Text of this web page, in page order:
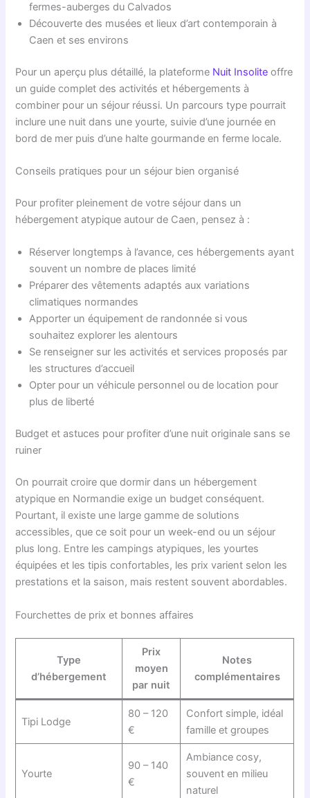
fermes-auberges du Calvados
Découverte des musées et lieux d’art contemporain à
Caen et ses environs
Pour un aperçu plus détaillé, la plateforme Nuit Insolite offre
un guide complet des activités et hébergements à
combiner pour un séjour réussi. Un parcours type pourrait
inclure une nuit dans une yourte, suivie d’une journée en
bord de mer puis d’une halte gourmande en ferme locale.
Conseils pratiques pour un séjour bien organisé
Pour profiter pleinement de votre séjour dans un
hébergement atypique autour de Caen, pensez à :
Réserver longtemps à l’avance, ces hébergements ayant
souvent un nombre de places limité
Préparer des vêtements adaptés aux variations
climatiques normandes
Apporter un équipement de randonnée si vous
souhaitez explorer les alentours
Se renseigner sur les activités et services proposés par
les structures d’accueil
Opter pour un véhicule personnel ou de location pour
plus de liberté
Budget et astuces pour profiter d’une nuit originale sans se
ruiner
On pourrait croire que dormir dans un hébergement
atypique en Normandie exige un budget conséquent.
Pourtant, il existe une large gamme de solutions
accessibles, que ce soit pour un week-end ou un séjour
plus long. Entre les campings atypiques, les yourtes
équipées et les tipis confortables, les prix varient selon les
prestations et la saison, mais restent souvent abordables.
Fourchettes de prix et bonnes affaires
Type
d’hébergement
Prix
moyen
par nuit
Notes
complémentaires
Tipi Lodge
80 – 120
€
Confort simple, idéal
famille et groupes
Yourte
90 – 140
€
Ambiance cosy,
souvent en milieu
naturel